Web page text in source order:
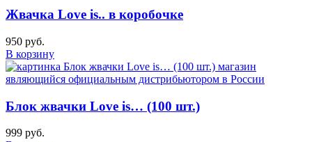
Жвачка Love is.. в коробочке
950 руб.
В корзину
Блок жвачки Love is… (100 шт.)
999 руб.